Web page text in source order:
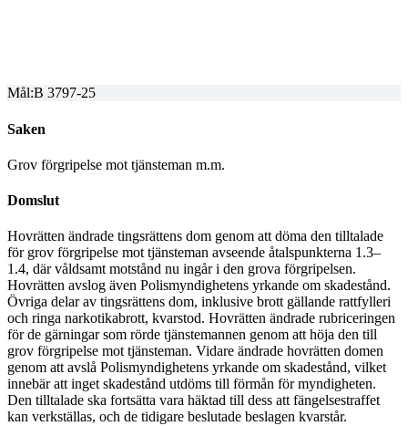
Mål:B 3797-25
Saken
Grov förgripelse mot tjänsteman m.m.
Domslut
Hovrätten ändrade tingsrättens dom genom att döma den tilltalade
för grov förgripelse mot tjänsteman avseende åtalspunkterna 1.3–
1.4, där våldsamt motstånd nu ingår i den grova förgripelsen.
Hovrätten avslog även Polismyndighetens yrkande om skadestånd.
Övriga delar av tingsrättens dom, inklusive brott gällande rattfylleri
och ringa narkotikabrott, kvarstod. Hovrätten ändrade rubriceringen
för de gärningar som rörde tjänstemannen genom att höja den till
grov förgripelse mot tjänsteman. Vidare ändrade hovrätten domen
genom att avslå Polismyndighetens yrkande om skadestånd, vilket
innebär att inget skadestånd utdöms till förmån för myndigheten.
Den tilltalade ska fortsätta vara häktad till dess att fängelsestraffet
kan verkställas, och de tidigare beslutade beslagen kvarstår.